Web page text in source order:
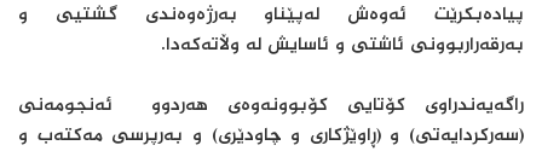
پیادەبکرێت ئەوەش لەپێناو بەرژەوەندی گشتیی و
بەرقەراربوونی ئاشتی و ئاسایش لە وڵاتەکەدا.
راگەیەندراوی کۆتایی کۆبوونەوەی هەردوو ئەنجومەنی
(سەرکردایەتی) و (ڕاوێژکاری و چاودێری) و بەرپرسی مەکتەب و